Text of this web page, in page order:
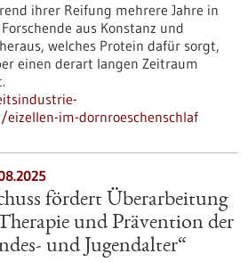
ihrer Reifung mehrere Jahre in
aus Konstanz und
welches Protein dafür sorgt,
einen derart langen Zeitraum
im-dornroeschenschlaf
fördert Überarbeitung
und Prävention der
und Jugendalter“